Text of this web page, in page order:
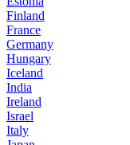
Finland
France
Germany
Hungary
Iceland
India
Ireland
Israel
Italy